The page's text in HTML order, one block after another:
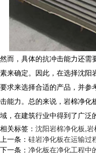
然而，具体的抗冲击能力还需
素来确定。因此，在选择沈阳
要求来选择合适的产品，并参
击能力。总的来说，岩棉净化
域，在建筑行业中得到了广泛
相关标签： 沈阳岩棉净化板,岩
上一条： 硅岩净化板在运输过
下一条： 净化板在净化工程中